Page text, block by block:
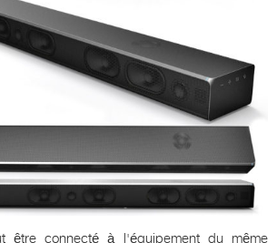
être connecté à l'équipement du même